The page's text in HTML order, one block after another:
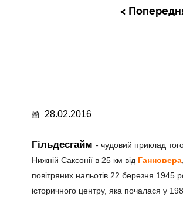
28.02.2016
Гільдесгайм - чудовий приклад
Нижній Саксонії в 25 км від Ганновера
повітряних нальотів 22 березня 1945
історичного центру, яка почалася у